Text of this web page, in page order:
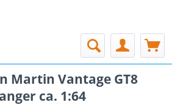
Martin Vantage GT8
ca. 1:64